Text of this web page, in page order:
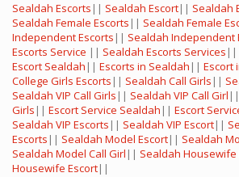
Sealdah Escorts || Sealdah Escort|| Sealdah
Sealdah Female Escorts || Sealdah Female
Independent Escorts || Sealdah Independent
Escorts Service || Sealdah Escorts Services ||
Escort Sealdah || Escorts in Sealdah || Escort
College Girls Escorts || Sealdah Call Girls ||
Sealdah VIP Call Girls || Sealdah VIP Call Girl ||
Girls || Escort Service Sealdah || Escort
Sealdah VIP Escorts || Sealdah VIP Escort||
Escorts || Sealdah Model Escort|| Sealdah
Sealdah Model Call Girl || Sealdah Housewife
Housewife Escort||